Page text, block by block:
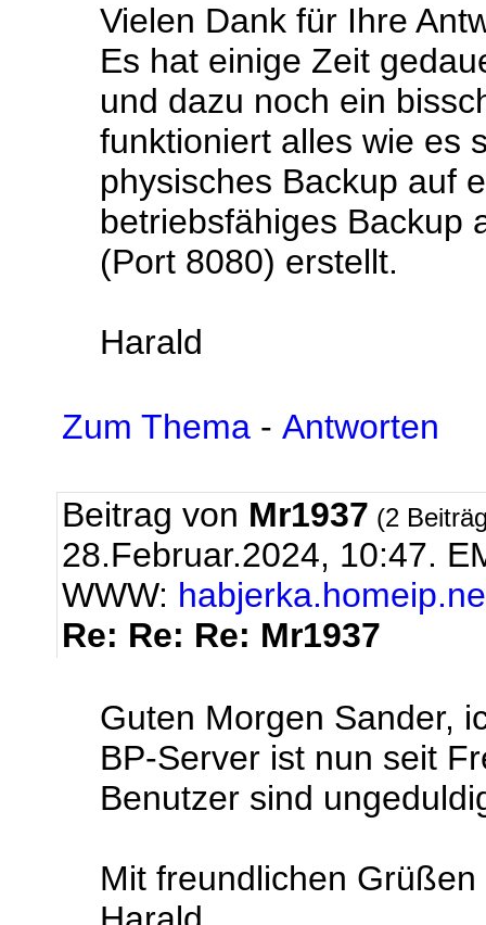
Vielen Dank für Ihre
Es hat einige Zeit
und dazu noch ein
funktioniert alles wie es
physisches Backup auf
betriebsfähiges Backup
(Port 8080) erstellt.
Harald
Zum Thema - Antworten
Beitrag von Mr1937 (2
28.Februar.2024, 10:47.
WWW:
Re: Re: Re: Mr1937
Guten Morgen Sander,
BP-Server ist nun seit
Benutzer sind
Mit freundlichen Grüßen